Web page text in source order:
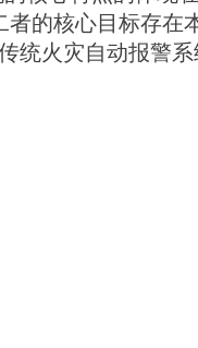
者的核心目标存在
统火灾自动报警